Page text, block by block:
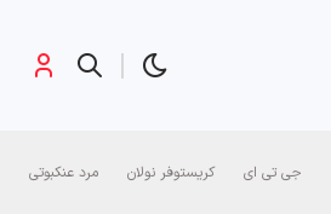
جی تی ای کریستوفر نولان مرد عنکبوتی